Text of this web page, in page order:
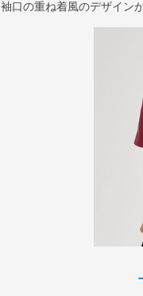
袖口の重ね着風のデザイン